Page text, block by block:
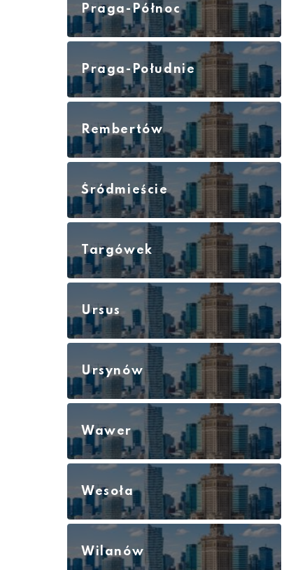
Praga-Północ
Praga-Południe
Rembertów
Śródmieście
Targówek
Ursus
Ursynów
Wawer
Wesoła
Wilanów